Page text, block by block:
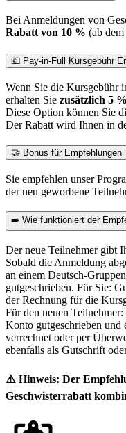
Bei Anmeldungen von
Rabatt von 10 % (ab
💶 Pay-in-Full Kursgebühr
Wenn Sie die Kursgebühr
erhalten Sie zusätzlich 5
Diese Option können Sie
Der Rabatt wird Ihnen in
🤝 Bonus für Empfehlungen
Sie empfehlen unser
der neu geworbene
➡️ Wie funktioniert der
Der neue Teilnehmer gibt
Sobald die Anmeldung
an einem Deutsch-
gutgeschrieben. Für Sie:
der Rechnung für die
Für den neuen
Konto gutgeschrieben
verrechnet oder per
ebenfalls als Gutschrift
⚠️ Hinweis: Der
Geschwisterrabatt